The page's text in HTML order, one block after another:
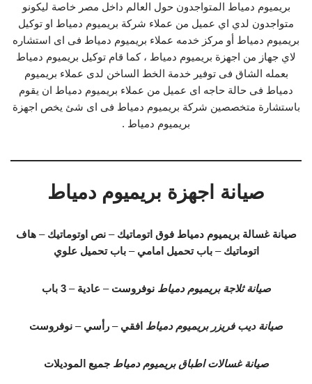
بريميوم دمياط المتواجدون حول العالم داخل مصر خاصة ليكونو
متواجدون لدي اي عميل من عملاء شركة بريميوم دمياط او توكيل
بريميوم دمياط أو مركز خدمه عملاء بريميوم دمياط فى اى استشاره
لاي جهاز من اجهزة بريميوم دمياط ، كما قام توكيل بريميوم دمياط
بعمله الشاق فى توفير خدمة الخط الساخن لدى عملاء بريميوم
دمياط فى حالة حاجه اى عميل من عملاء بريميوم دمياط ان يقوم
باستشارة متخصصين شركة بريميوم دمياط فى اى شئ يخص اجهزة
بريميوم دمياط .
صيانة اجهزة بريميوم دمياط
صيانة غسالة بريميوم دمياط فوق اتوماتيك –نص اوتوماتيك –هاف
اتوماتيك –باب تحميل امامي –باب تحميل علوي
صيانة ثلاجة بريميوم دمياط نوفروست – عادية –3 باب
صيانة ديب فريزر بريميوم دمياط افقي – رأسي – نوفروست
صيانة غسالات اطباق بريميوم دمياط جميع الموديلات